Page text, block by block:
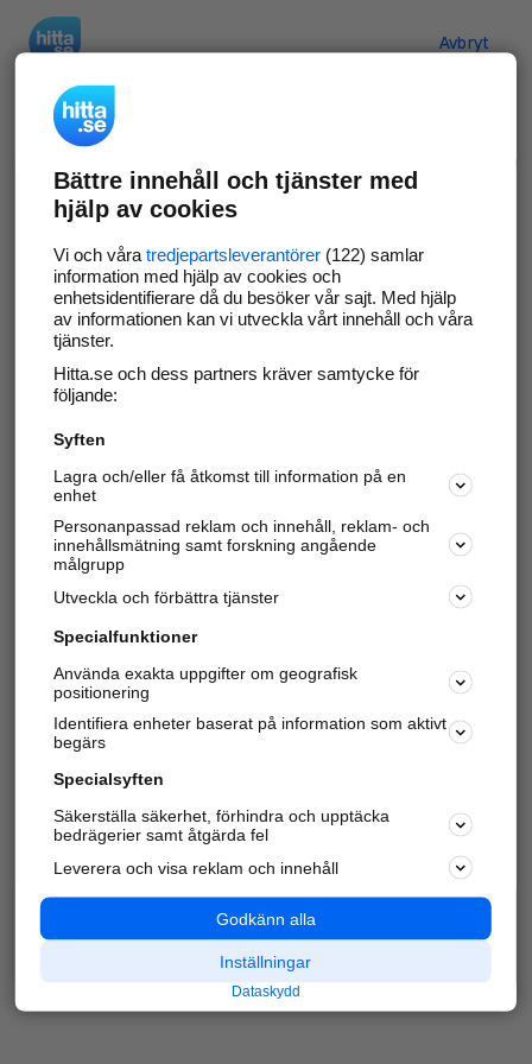
Avbryt
Verifiera ditt företag
Gör som 69 549företag
företagssida på hitta.se och syns bättre mot
kunder i ditt närområde. Helt kostnadsfritt.
Uppdatera din företagsinformation
Svara på och hantera dina omdömen
Har du redan verifierat ditt företag? Logga in
Varje vecka besöker du och4 miljoner
andra
härliga användare oss för att hitta rätt lokal
information om företag, privatpersoner och
platser.
Bättre innehåll och tjänster med
hjälp av cookies
Vi och våra tredjepartsleverantörer(122) samlar
information med hjälp av cookies och
enhetsidentifierare då du besöker vår sajt. Med hjälp
av informationen kan vi utveckla vårt innehåll och våra
tjänster.
Hitta.se och dess partners kräver samtycke för
följande:
Syften
Lagra och/eller få åtkomst till information på en
enhet
Personanpassad reklam och innehåll, reklam- och
innehållsmätning samt forskning angående
målgrupp
Utveckla och förbättra tjänster
Specialfunktioner
Använda exakta uppgifter om geografisk
positionering
Identifiera enheter baserat på information som aktivt
begärs
Specialsyften
Säkerställa säkerhet, förhindra och upptäcka
bedrägerier samt åtgärda fel
Leverera och visa reklam och innehåll
Godkänn alla
Inställningar
Dataskydd